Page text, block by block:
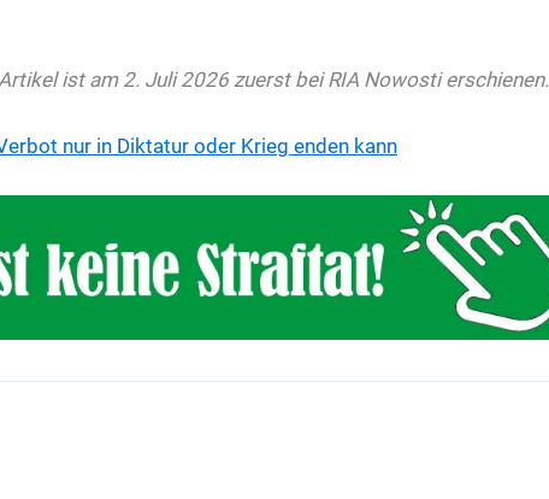
ist am 2. Juli 2026 zuerst bei RIA Nowosti erschienen.
nur in Diktatur oder Krieg enden kann